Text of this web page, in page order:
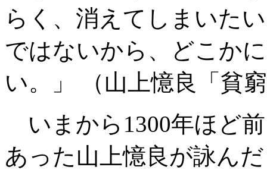
らく、消えてしまいた
ではないから、どこか
い。」 （山上憶良「貧
いまから1300年ほど
あった山上憶良が詠ん